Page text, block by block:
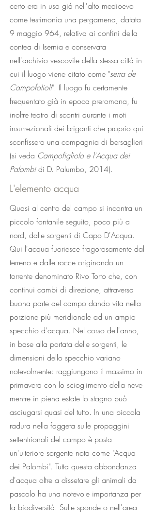
certo era in uso già nell'alto medioevo
come testimonia una pergamena, datata
9 maggio 964, relativa ai confini della
contea di Isernia e conservata
nell'archivio vescovile della stessa città in
cui il luogo viene citato come "serra de
Campofolioli". Il luogo fu certamente
frequentato già in epoca preromana, fu
inoltre teatro di scontri durante i moti
insurrezionali dei briganti che proprio qui
sconfissero una compagnia di bersaglieri
(si veda Campofigliolo e l'Acqua dei
Palombidi D. Palumbo, 2014).
L'elemento acqua
Quasi al centro del campo si incontra un
piccolo fontanile seguito, poco più a
nord, dalle sorgenti di Capo D'Acqua.
Qui l'acqua fuoriesce fragorosamente dal
terreno e dalle rocce originando un
torrente denominato Rivo Torto che, con
continui cambi di direzione, attraversa
buona parte del campo dando vita nella
porzione più meridionale ad un ampio
specchio d'acqua. Nel corso dell'anno,
in base alla portata delle sorgenti, le
dimensioni dello specchio variano
notevolmente: raggiungono il massimo in
primavera con lo scioglimento della neve
mentre in piena estate lo stagno può
asciugarsi quasi del tutto. In una piccola
radura nella faggeta sulle propaggini
settentrionali del campo è posta
un'ulteriore sorgente nota come "Acqua
dei Palombi". Tutta questa abbondanza
d'acqua oltre a dissetare gli animali da
pascolo ha una notevole importanza per
la biodiversità. Sulle sponde o nell'area